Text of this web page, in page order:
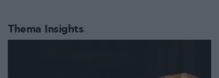
Thema Insights